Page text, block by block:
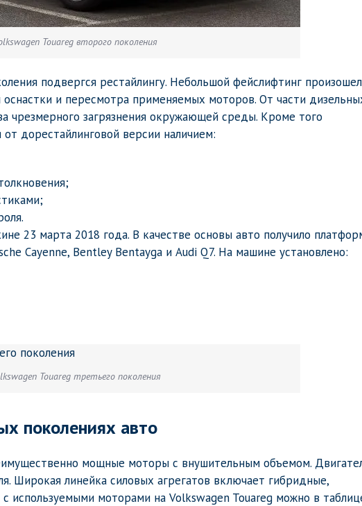
Touareg второго поколения
подвергся рестайлингу. Небольшой фейслифтинг
и пересмотра применяемых моторов. От части
чрезмерного загрязнения окружающей среды. Кроме того
дорестайлинговой версии наличием:
23 марта 2018 года. В качестве основы авто получило
Cayenne, Bentley Bentayga и Audi Q7. На машине установлено:
Touareg третьего поколения
поколениях авто
мощные моторы с внушительным объемом.
Широкая линейка силовых агрегатов включает гибридные,
используемыми моторами на Volkswagen Touareg можно в